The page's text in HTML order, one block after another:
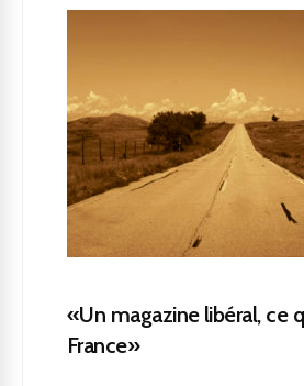
«Un magazine libéral, ce
France»